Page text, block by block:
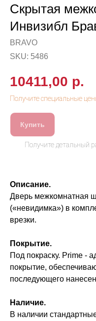
Скрытая
Инвизибл
BRAVO
SKU: 5486
10411,00 р.
Купить
Описание.
Дверь межкомнатная
(«невидимка») в
врезки.
Покрытие.
Под покраску. Prime -
покрытие,
последующего
Наличие.
В наличии